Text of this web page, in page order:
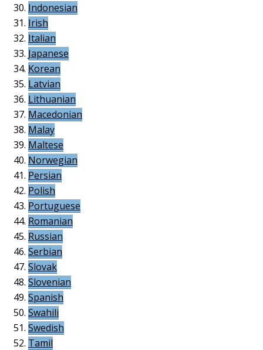
Indonesian
Irish
Italian
Japanese
Korean
Latvian
Lithuanian
Macedonian
Malay
Maltese
Norwegian
Persian
Polish
Portuguese
Romanian
Russian
Serbian
Slovak
Slovenian
Spanish
Swahili
Swedish
Tamil